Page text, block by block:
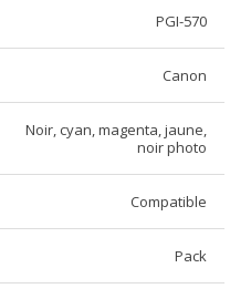
PGI-570
Canon
Noir, cyan, magenta, jaune,
noir photo
Compatible
Pack